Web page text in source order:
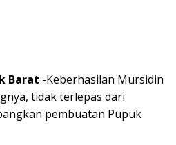
Barat -Keberhasilan Mursidin
tidak terlepas dari
pembuatan Pupuk